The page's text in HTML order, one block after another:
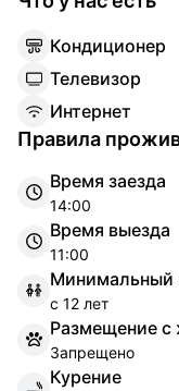
Кондиционер
Телевизор
Интернет
Правила
Время заезда
14:00
Время выезда
11:00
Минимальный
с 12 лет
Размещение
Запрещено
Курение